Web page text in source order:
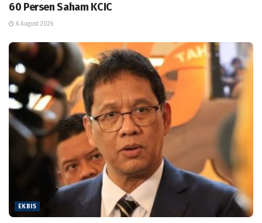
60 Persen Saham KCIC
6 August 2026
EKBIS